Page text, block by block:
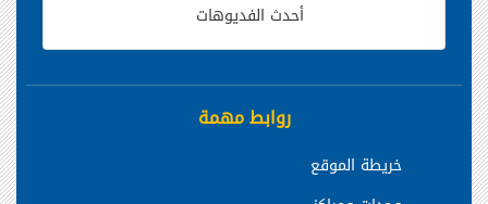
أحدث الفديوهات
روابط مهمة
خريطة الموقع